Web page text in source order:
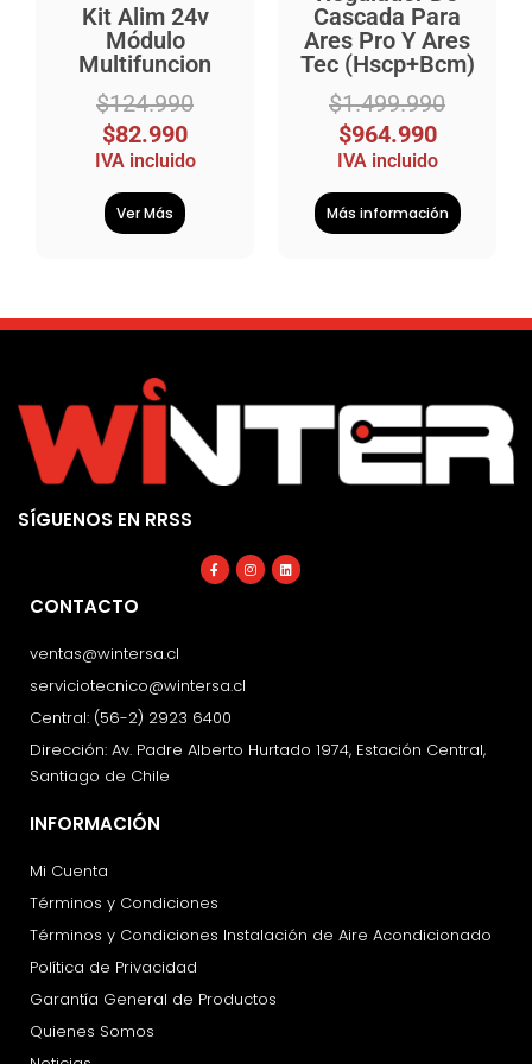
Kit Alim 24v
Módulo
Multifuncion
$124.990
$82.990
IVA incluido
Ver Más
Cascada Para
Ares Pro Y Ares
Tec (Hscp+Bcm)
$1.499.990
$964.990
IVA incluido
Más información
SÍGUENOS EN RRSS
Facebook-
f
Instagram
Linkedin
CONTACTO
ventas@wintersa.cl
serviciotecnico@wintersa.cl
Central: (56-2) 2923 6400
Dirección: Av. Padre Alberto Hurtado 1974, Estación Central,
Santiago de Chile
INFORMACIÓN
Mi Cuenta
Términos y Condiciones
Términos y Condiciones Instalación de Aire Acondicionado
Política de Privacidad
Garantía General de Productos
Quienes Somos